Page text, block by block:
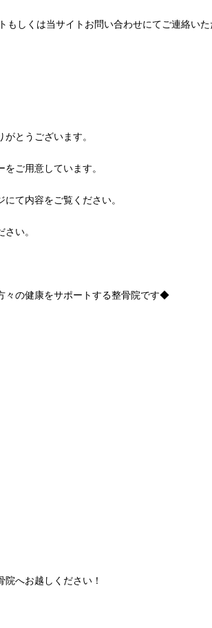
しくは当サイトお問い合わせにてご連絡い
とうございます。
ご用意しています。
て内容をご覧ください。
い。
々の健康をサポートする整骨院です◆
へお越しください！